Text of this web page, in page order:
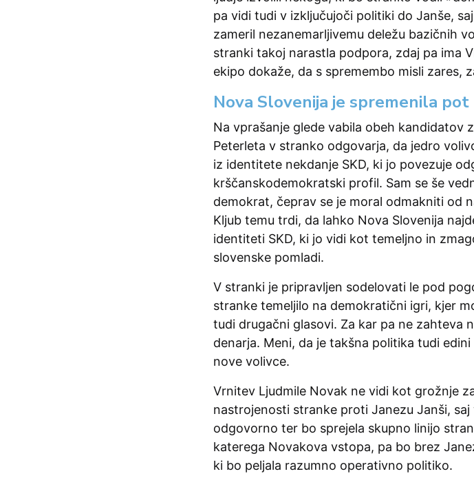
pa vidi tudi v izključujoči politiki do Janše,
zameril nezanemarljivemu deležu bazičnih
stranki takoj narastla podpora, zdaj pa ima
ekipo dokaže, da s spremembo misli zares,
Nova Slovenija je spremenila pot
Na vprašanje glede vabila obeh kandidatov
Peterleta v stranko odgovarja, da jedro
iz identitete nekdanje SKD, ki jo povezuje
krščanskodemokratski profil. Sam se še
demokrat, čeprav se je moral odmakniti od
Kljub temu trdi, da lahko Nova Slovenija
identiteti SKD, ki jo vidi kot temeljno in
slovenske pomladi.
V stranki je pripravljen sodelovati le pod
stranke temeljilo na demokratični igri, kjer
tudi drugačni glasovi. Za kar pa ne zahteva
denarja. Meni, da je takšna politika tudi
nove volivce.
Vrnitev Ljudmile Novak ne vidi kot grožnje
nastrojenosti stranke proti Janezu Janši, saj
odgovorno ter bo sprejela skupno linijo
katerega Novakova vstopa, pa bo brez
ki bo peljala razumno operativno politiko.